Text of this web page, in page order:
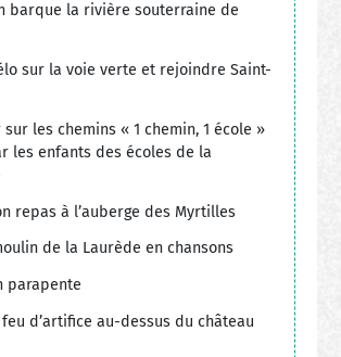
barque la rivière souterraine de
sur la voie verte et rejoindre Saint-
sur les chemins « 1 chemin, 1 école »
les enfants des écoles de la
repas à l’auberge des Myrtilles
de la Laurède en chansons
parapente
d’artifice au-dessus du château